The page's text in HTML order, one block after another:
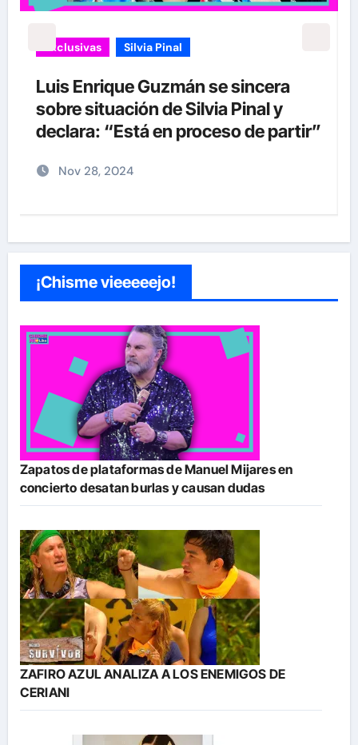
Exclusivas Silvia Pinal
Luis Enrique Guzmán se sincera
sobre situación de Silvia Pinal y
declara: “Está en proceso de partir”
Nov 28, 2024
¡Chisme vieeeeejo!
Zapatos de plataformas de Manuel Mijares en
concierto desatan burlas y causan dudas
ZAFIRO AZUL ANALIZA A LOS ENEMIGOS DE
CERIANI